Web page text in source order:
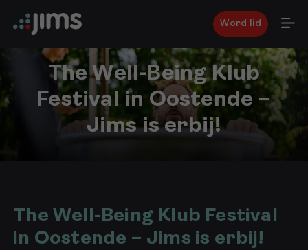
Word lid
The Well-Being Klub
Festival in Oostende –
Jims is erbij!
The Well-Being Klub Festival
in Oostende – Jims is erbij!